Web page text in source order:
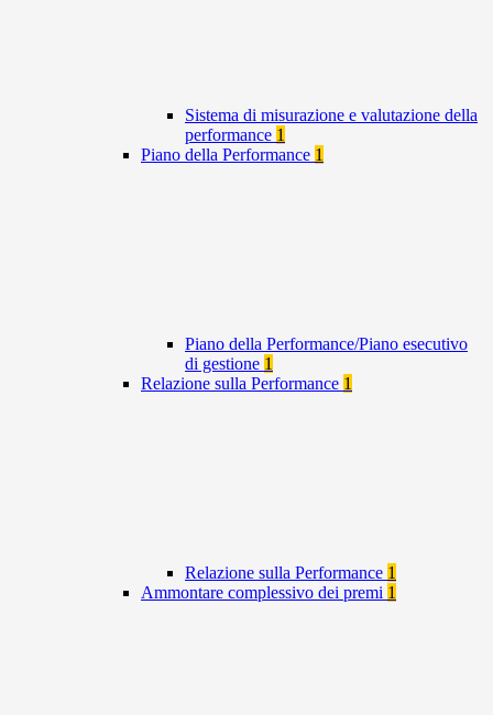
Sistema di misurazione e valutazione della
performance 1
Piano della Performance 1
Piano della Performance/Piano esecutivo
di gestione 1
Relazione sulla Performance 1
Relazione sulla Performance 1
Ammontare complessivo dei premi 1